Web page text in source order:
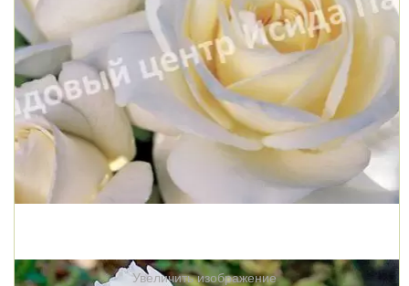
Увеличить изображение